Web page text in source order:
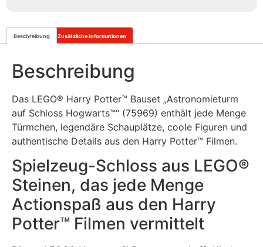
Beschreibung Zusätzliche Informationen
Beschreibung
Das LEGO® Harry Potter™ Bauset „Astronomieturm
auf Schloss Hogwarts™“ (75969) enthält jede Menge
Türmchen, legendäre Schauplätze, coole Figuren und
authentische Details aus den Harry Potter™ Filmen.
Spielzeug-Schloss aus LEGO®
Steinen, das jede Menge
Actionspaß aus den Harry
Potter™ Filmen vermittelt